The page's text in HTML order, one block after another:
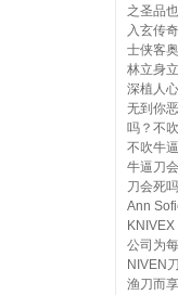
之圣品
入玄传
士侠客
林立身
深植人
无到你
吗？不
不吹牛
牛逼刀
刀会死
Ann
公司为
NIVEN
渔刀而